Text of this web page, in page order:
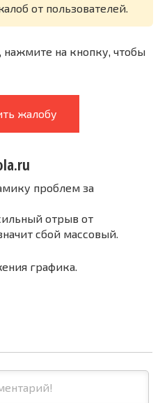
от пользователей.
нажмите на кнопку, чтобы
жалобу
проблем за
отрыв от
сбой массовый.
графика.